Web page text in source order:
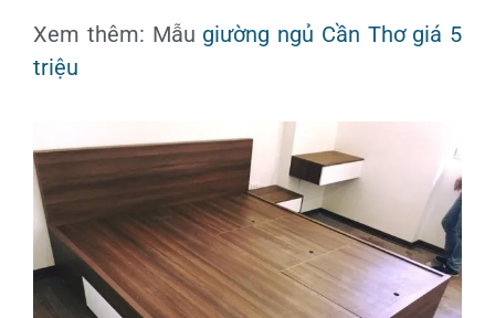
Xem thêm: Mẫu giường ngủ Cần Thơ giá 5
triệu